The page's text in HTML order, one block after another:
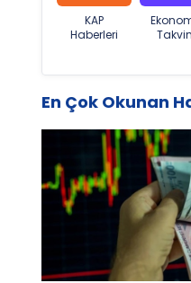
KAP
Haberleri
En Çok Okunan